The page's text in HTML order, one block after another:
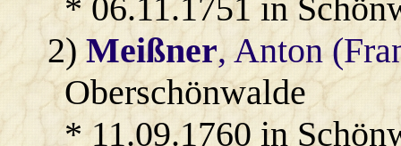
* 06.11.1751 in
2)Meißner, Anton
Oberschönwalde
* 11.09.1760 in